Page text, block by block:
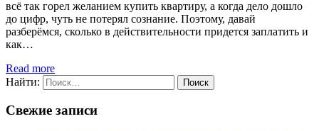
всё так горел желанием купить квартиру, а когда дело дошло
до цифр, чуть не потерял сознание. Поэтому, давай
разберёмся, сколько в действительности придется заплатить и
как…
Read more
Найти:
Свежие записи